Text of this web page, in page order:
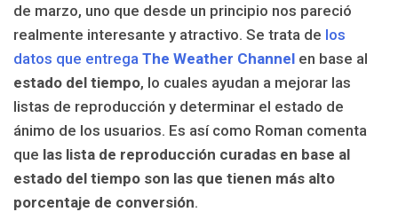
de marzo, uno que desde un principio nos pareció
realmente interesante y atractivo. Se trata de los
datos que entrega The Weather Channel en base al
estado del tiempo, lo cuales ayudan a mejorar las
listas de reproducción y determinar el estado de
ánimo de los usuarios. Es así como Roman comenta
que las lista de reproducción curadas en base al
estado del tiempo son las que tienen más alto
porcentaje de conversión.